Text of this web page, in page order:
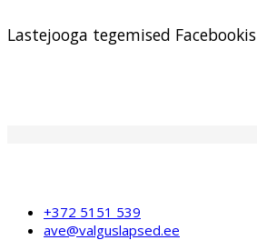
Lastejooga tegemised Facebookis
+372 5151 539
ave@valguslapsed.ee